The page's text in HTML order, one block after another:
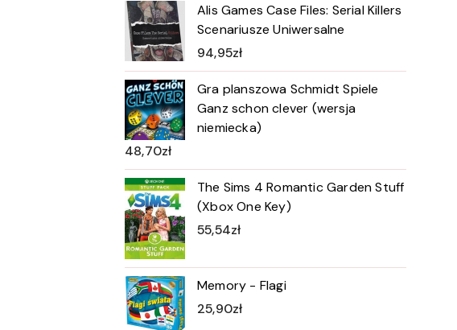
Alis Games Case Files: Serial Killers
Scenariusze Uniwersalne
94,95zł
Gra planszowa Schmidt Spiele
Ganz schon clever (wersja
niemiecka)
48,70zł
The Sims 4 Romantic Garden Stuff
(Xbox One Key)
55,54zł
Memory - Flagi
25,90zł